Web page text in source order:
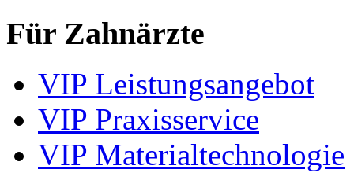
Für Zahnärzte
VIP Leistungsangebot
VIP Praxisservice
VIP Materialtechnologie